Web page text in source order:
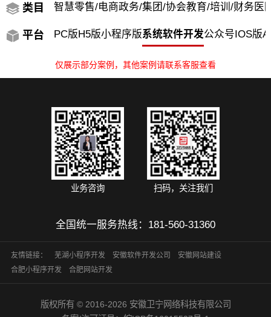
类目 智慧零售/电商政务/集团/协会教育/培训/财务 医
平台 PC版H5版小程序版系统软件开发公众号IOS版
仅展示部分案例，其他案例请联系客服查看
业务咨询 扫码，关注我们
全国统一服务热线： 181-560-31360
友情链接： 芜湖小程序开发 安徽软件开发公司
安徽网站建设
合肥小程序开发
合肥网站开发
版权所有 © 2016-2026 安徽卫宁网络科技有限公司